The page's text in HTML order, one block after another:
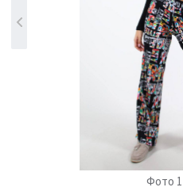
Фото 1